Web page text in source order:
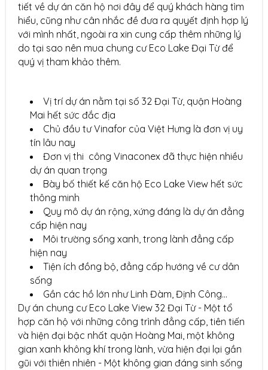
tiết về dự án căn hộ nơi đây để quý khách hàng tìm
hiểu, cũng như cân nhắc đề đưa ra quyết định hợp lý
với mình nhất, ngoài ra xin cung cấp thêm những lý
do tại sao nên mua chung cư Eco Lake Đại Từ để
quý vị tham khảo thêm.
Vị trí dự án nằm tại số 32 Đại Từ, quận Hoàng
Mai hết sức đắc địa
Chủ đầu tư Vinafor của Việt Hưng là đơn vị uy
tín lâu nay
Đơn vị thi công Vinaconex đã thực hiện nhiều
dự án quan trọng
Bày bố thiết kế căn hộ Eco Lake View hết sức
thông minh
Quy mô dự án rộng, xứng đáng là dự án đẳng
cấp hiện nay
Môi trường sống xanh, trong lành đẳng cấp
hiện nay
Tiện ích đồng bộ, đẳng cấp hướng về cư dân
sống
Gần các hồ lớn như Linh Đàm, Định Công...
Dự án chung cư Eco Lake View 32 Đại Từ - Một tổ
hợp căn hộ với những công trình đẳng cấp, tiên tiến
và hiện đại bậc nhất quận Hoàng Mai, một không
gian xanh không khí trong lành, vừa hiện đại lại gần
gũi với thiên nhiên - Một không gian đáng sinh sống